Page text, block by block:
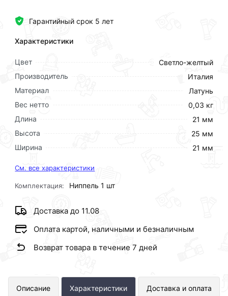
Гарантийный срок 5 лет
Характеристики
Цвет
Светло-желтый
Производитель
Италия
Материал
Латунь
Вес нетто
0,03 кг
Длина
21 мм
Высота
25 мм
Ширина
21 мм
См. все характеристики
Комплектация: Ниппель 1 шт
Доставка до 11.08
Оплата картой, наличными и безналичным
Возврат товара в течение 7 дней
Описание Характеристики Доставка и оплата
Ниппель переходной латунь 1/2 Ш х